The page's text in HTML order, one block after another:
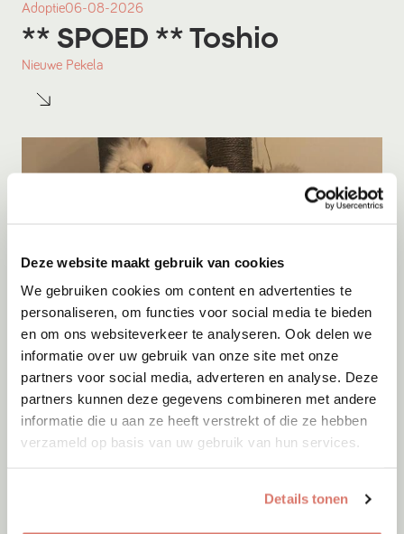
Deze website maakt gebruik van cookies
We gebruiken cookies om content en advertenties te
personaliseren, om functies voor social media te bieden
en om ons websiteverkeer te analyseren. Ook delen we
informatie over uw gebruik van onze site met onze
partners voor social media, adverteren en analyse. Deze
partners kunnen deze gegevens combineren met andere
informatie die u aan ze heeft verstrekt of die ze hebben
verzameld op basis van uw gebruik van hun services.
Details tonen
Adoptie06-08-2026
** SPOED ** Toshio
Nieuwe Pekela
Adoptie
Maan+ Frenkie
Rozenburg